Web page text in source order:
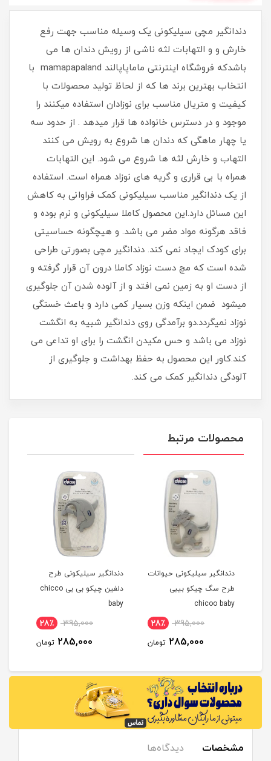
دندانگیر مچی سیلیکونی یک وسیله مناسب جهت رفع
خارش و و التهابات لثه ناشی از رویش دندان ها می
باشدکه فروشگاه اینترنتی ماماپاپالند mamapapaland با
انتخاب بهترین برند ها که از لحاظ تولید محصولات با
کیفیت و متریال مناسب برای نوزادان استفاده میکنند را
موجود و در دسترس خانواده ها قرار میدهد . از حدود سه
یا چهار ماهگی که دندان ها شروع به رویش می کنند
التهاب و خارش لثه ها شروع می شود. این التهابات
همراه با بی قراری و گریه های نوزاد همراه است. استفاده
از یک دندانگیر مناسب سیلیکونی کمک فراوانی به کاهش
این مسائل دارد.این محصول کاملا سیلیکونی و نرم بوده و
فاقد هرگونه مواد مضر می باشد. و هیچگونه حساسیتی
برای کودک ایجاد نمی کند. دندانگیر مچی بصورتی طراحی
شده است که مچ دست نوزاد کاملا درون آن قرار گرفته و
از دست او به زمین نمی افتد و از آلوده شدن آن جلوگیری
میشود ضمن اینکه وزن بسیار کمی دارد و باعث خستگی
نوزاد نمیگردد.دو برآمدگی روی دندانگیر شبیه به انگشت
نوزاد می باشد و حس مکیدن انگشت را برای او تداعی می
کند.کاور این محصول به حفظ بهداشت و جلوگیری از
آلودگی دندانگیر کمک می کند.
محصولات مرتبط
سیلیکونی حیوانات
سگ چیکو بیبی
28٪
تومان
دندانگیر سیلیکونی طرح
دلفین چیکو بی بی chicco
28٪
تومان
دندان گیر
روحه Die Ruhe
مشخصات دیدگاه‌ها